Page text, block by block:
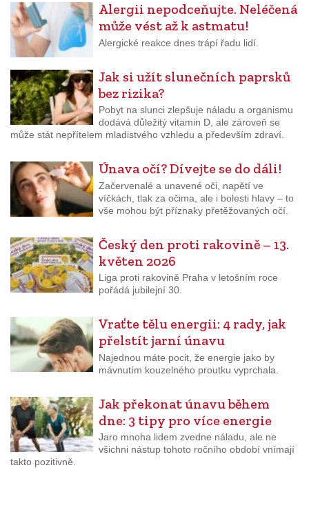
Alergii nepodceňujte. Neléčená
může vést až k astmatu!
Alergické reakce dnes trápí řadu lidí.
Jak si užít slunečních paprsků
bez rizika?
Pobyt na slunci zlepšuje náladu a organismu
dodává důležitý vitamin D, ale zároveň se
může stát nepřítelem mladistvého vzhledu a především zdraví.
Únava očí? Dívejte se do dáli!
Začervenalé a unavené oči, napětí ve
víčkách, tlak za očima, ale i bolesti hlavy – to
vše mohou být příznaky přetěžovaných očí.
Český den proti rakovině – 13.
květen 2026
Liga proti rakovině Praha v letošním roce
pořádá jubilejní 30.
Vraťte tělu energii: 4 rady, jak
přelstít jarní únavu
Najednou máte pocit, že energie jako by
mávnutím kouzelného proutku vyprchala.
Jak překonat únavu během
dne: 3 tipy pro více energie
Jaro mnoha lidem zvedne náladu, ale ne
všichni nástup tohoto ročního období vnímají
takto pozitivně.